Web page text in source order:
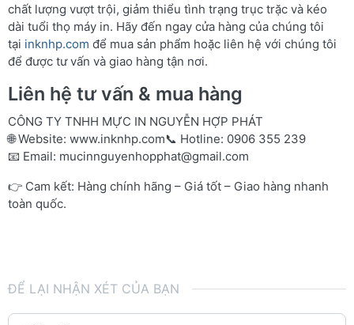
chất lượng vượt trội, giảm thiểu tình trạng trục trặc và kéo
dài tuổi thọ máy in. Hãy đến ngay cửa hàng của chúng tôi
tại inknhp.com để mua sản phẩm hoặc liên hệ với chúng tôi
để được tư vấn và giao hàng tận nơi.
Liên hệ tư vấn & mua hàng
CÔNG TY TNHH MỰC IN NGUYỄN HỢP PHÁT
🌐 Website: www.inknhp.com📞 Hotline: 0906 355 239
📧 Email: mucinnguyenhopphat@gmail.com
👉 Cam kết: Hàng chính hãng – Giá tốt – Giao hàng nhanh
toàn quốc.
ĐỂ LẠI NHẬN XÉT CỦA BẠN